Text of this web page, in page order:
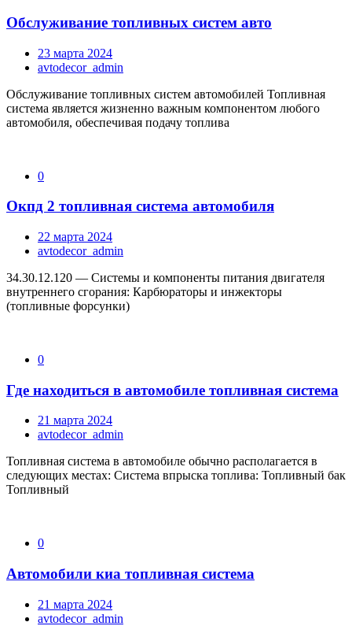
Обслуживание топливных систем авто
23 марта 2024
avtodecor_admin
Обслуживание топливных систем автомобилей Топливная
система является жизненно важным компонентом любого
автомобиля, обеспечивая подачу топлива
0
Окпд 2 топливная система автомобиля
22 марта 2024
avtodecor_admin
34.30.12.120 — Системы и компоненты питания двигателя
внутреннего сгорания: Карбюраторы и инжекторы
(топливные форсунки)
0
Где находиться в автомобиле топливная система
21 марта 2024
avtodecor_admin
Топливная система в автомобиле обычно располагается в
следующих местах: Система впрыска топлива: Топливный бак
Топливный
0
Автомобили киа топливная система
21 марта 2024
avtodecor_admin